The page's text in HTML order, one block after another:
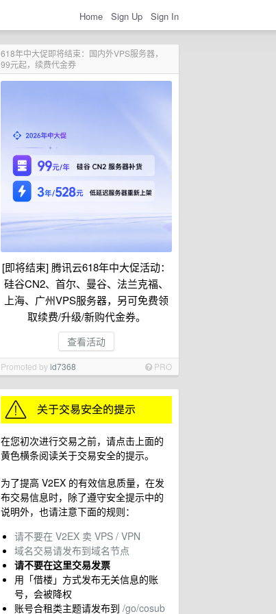
Home Sign Up Sign In
618年中大促即将结束：国内外VPS服务器，
99元起，续费代金券
[即将结束] 腾讯云618年中大促活动：
硅谷CN2、首尔、曼谷、法兰克福、
上海、广州VPS服务器，另可免费领
取续费/升级/新购代金券。
查看活动
Promoted byid7368 PRO
在您初次进行交易之前，请点击上面的
黄色横条阅读关于交易安全的提示。
为了提高 V2EX 的有效信息质量，在发
布交易信息时，除了遵守安全提示中的
说明外，也请注意下面的规则：
请不要在 V2EX 卖 VPS / VPN
域名交易请发布到域名节点
请不要在这里交易发票
用「借楼」方式发布无关信息的账
号，会被降权
账号合租类主题请发布到 /go/cosub